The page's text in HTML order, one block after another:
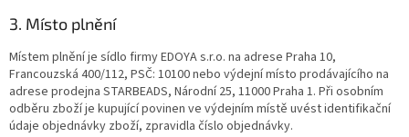
3. Místo plnění
Místem plnění je sídlo firmy EDOYA s.r.o. na adrese Praha 10,
Francouzská 400/112, PSČ: 10100 nebo výdejní místo prodávajícího na
adrese prodejna STARBEADS, Národní 25, 11000 Praha 1. Při osobním
odběru zboží je kupující povinen ve výdejním místě uvést identifikační
údaje objednávky zboží, zpravidla číslo objednávky.